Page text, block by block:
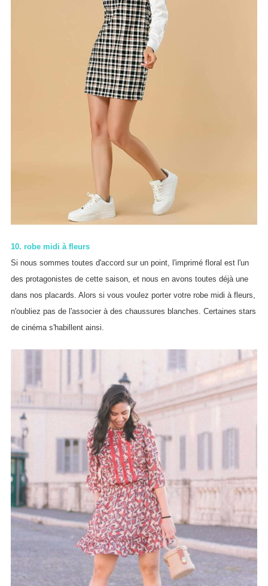
10. robe midi à fleurs
Si nous sommes toutes d'accord sur un point, l'imprimé floral est l'un
des protagonistes de cette saison, et nous en avons toutes déjà une
dans nos placards. Alors si vous voulez porter votre robe midi à fleurs,
n'oubliez pas de l'associer à des chaussures blanches. Certaines stars
de cinéma s'habillent ainsi.